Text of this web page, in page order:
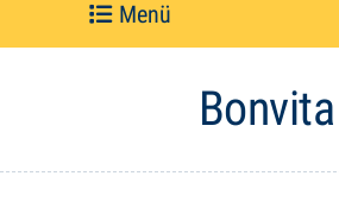
Menü
Bonvita